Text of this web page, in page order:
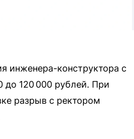
инженера-конструктора с
до 120 000 рублей. При
разрыв с ректором